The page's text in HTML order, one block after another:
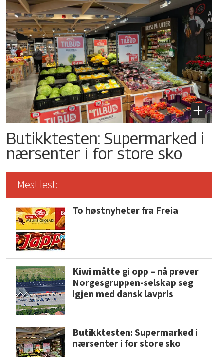
Butikktesten: Supermarked i
nærsenter i for store sko
Mest lest:
To høstnyheter fra Freia
Kiwi måtte gi opp – nå prøver
Norgesgruppen-selskap seg
igjen med dansk lavpris
Butikktesten: Supermarked i
nærsenter i for store sko